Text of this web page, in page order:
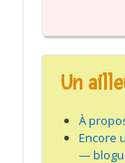
Un
À
Encore
—